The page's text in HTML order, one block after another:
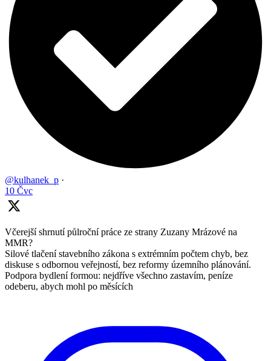
@kulhanek_p ·
10 Čvc
Včerejší shrnutí půlroční práce ze strany Zuzany Mrázové na
MMR?
Silové tlačení stavebního zákona s extrémním počtem chyb, bez
diskuse s odbornou veřejností, bez reformy územního plánování.
Podpora bydlení formou: nejdříve všechno zastavím, peníze
odeberu, abych mohl po měsících